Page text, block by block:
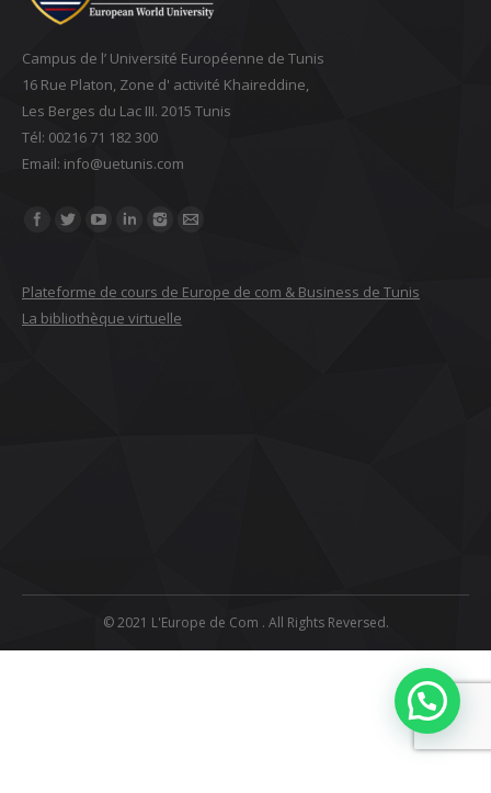
Campus de l’ Université Européenne de Tunis
16 Rue Platon, Zone d' activité Khaireddine,
Les Berges du Lac III. 2015 Tunis
Tél: 00216 71 182 300
Email: ‎info@uetunis.com
Find us on:
Plateforme de cours de Europe de com & Business de Tunis
La bibliothèque virtuelle
© 2021 L'Europe de Com . All Rights Reversed.